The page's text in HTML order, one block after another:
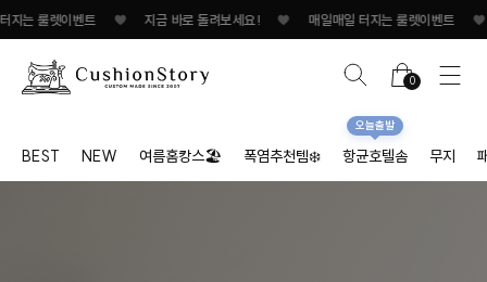
이벤트 ♥ 지금 바로 돌려보세요! ♥ 매일매일 터지는 룰렛이벤트 ♥ 지금
0
BEST NEW 여름홈캉스🏖 폭염추천템❄️ 항균호텔솜
오늘출발
무지